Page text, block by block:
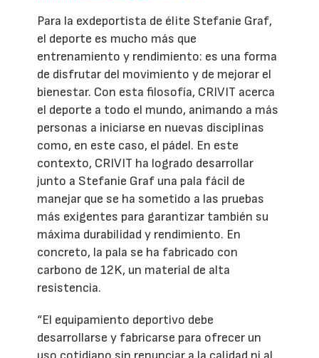
Para la exdeportista de élite Stefanie Graf,
el deporte es mucho más que
entrenamiento y rendimiento: es una forma
de disfrutar del movimiento y de mejorar el
bienestar. Con esta filosofía, CRIVIT acerca
el deporte a todo el mundo, animando a más
personas a iniciarse en nuevas disciplinas
como, en este caso, el pádel. En este
contexto, CRIVIT ha logrado desarrollar
junto a Stefanie Graf una pala fácil de
manejar que se ha sometido a las pruebas
más exigentes para garantizar también su
máxima durabilidad y rendimiento. En
concreto, la pala se ha fabricado con
carbono de 12K, un material de alta
resistencia.
“El equipamiento deportivo debe
desarrollarse y fabricarse para ofrecer un